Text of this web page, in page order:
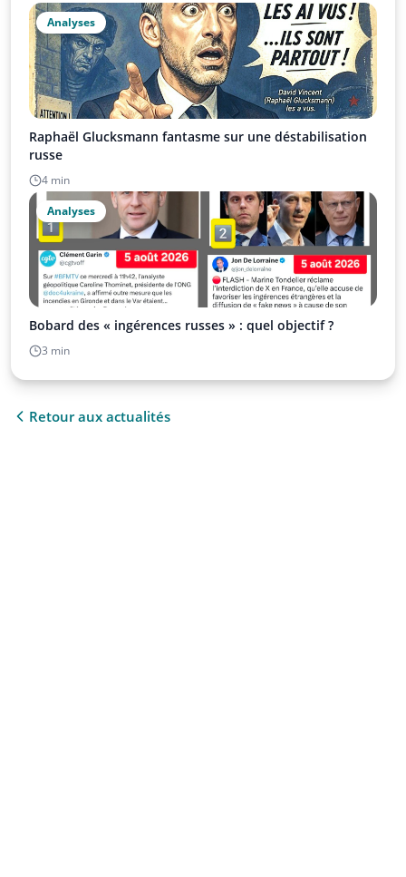
Analyses
Raphaël Glucksmann fantasme sur une déstabilisation
russe
4 min
Analyses
Bobard des « ingérences russes » : quel objectif ?
3 min
Retour aux actualités